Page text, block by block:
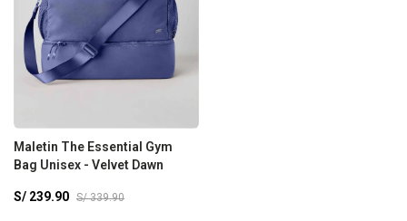
Maletin The Essential Gym
Bag Unisex - Velvet Dawn
S/ 239.90 S/ 339.90